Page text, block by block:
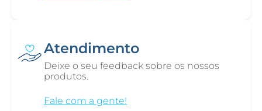
Atendimento
Deixe o seu feedback sobre os nossos
produtos.
Fale com a gente!